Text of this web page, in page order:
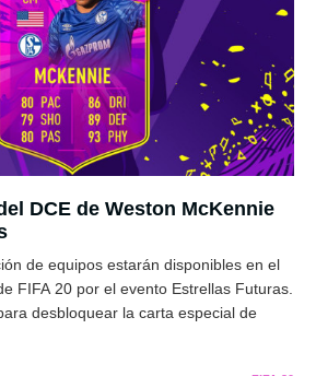
DCE de Weston McKennie
de equipos estarán disponibles en el
FIFA 20 por el evento Estrellas Futuras.
desbloquear la carta especial de